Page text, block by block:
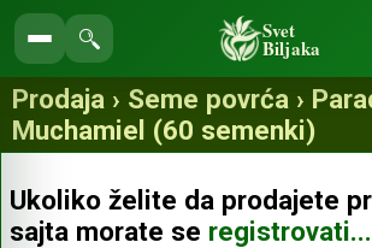
Pretraga
prodavnice
Svet
Biljaka
Prodaja › Seme povrća ›
Muchamiel (60 semenki)
Ukoliko želite da prodajete
sajta morate se registrovati...